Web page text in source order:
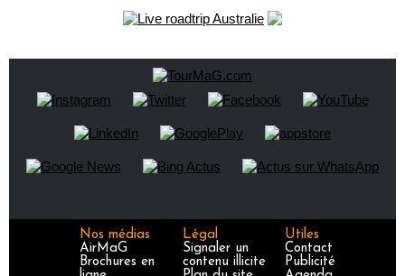
Nos médias
AirMaG
Brochures en
Légal
Signaler un
contenu illicite
Utiles
Contact
Publicité